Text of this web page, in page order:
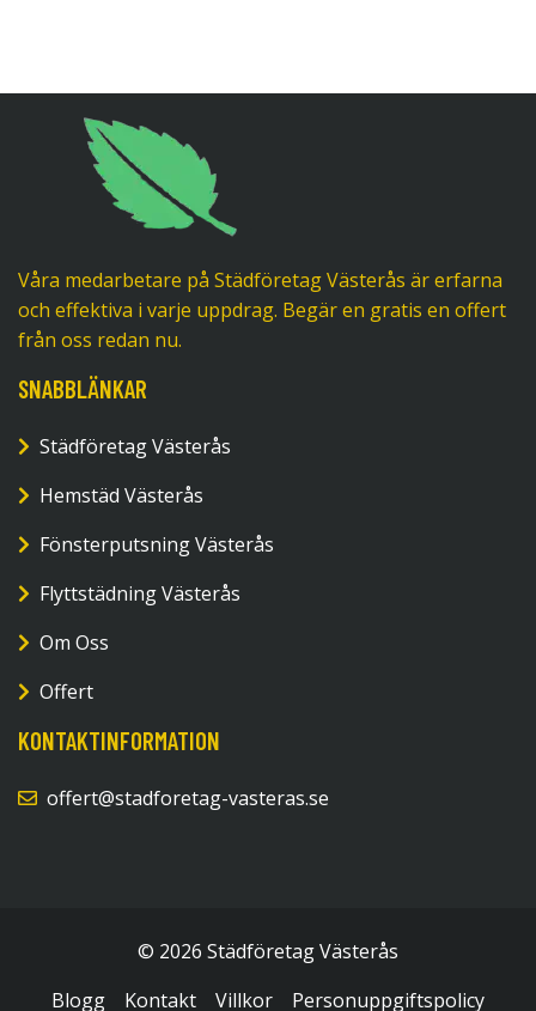
Våra medarbetare på Städföretag Västerås är erfarna
och effektiva i varje uppdrag. Begär en gratis en offert
från oss redan nu.
SNABBLÄNKAR
Städföretag Västerås
Hemstäd Västerås
Fönsterputsning Västerås
Flyttstädning Västerås
Om Oss
Offert
KONTAKTINFORMATION
offert@stadforetag-vasteras.se
© 2026 Städföretag Västerås
Blogg
Kontakt Villkor Personuppgiftspolicy